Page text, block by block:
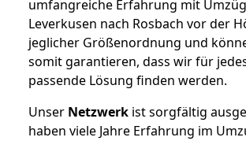
umfangreiche Erfahrung mit
Leverkusen nach Rosbach vor der
jeglicher Größenordnung und
somit garantieren, dass wir für
passende Lösung finden werden.
Unser Netzwerk ist sorgfältig
haben viele Jahre Erfahrung im